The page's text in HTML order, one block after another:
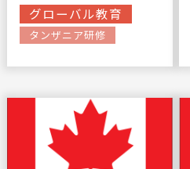
グローバル教育
タンザニア研修